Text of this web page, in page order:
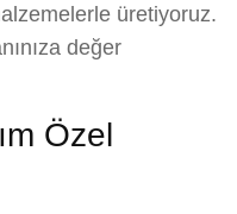
üretiyoruz.
değer
Özel